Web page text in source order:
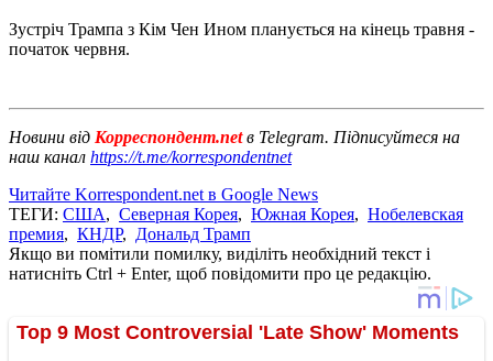
Зустріч Трампа з Кім Чен Ином планується на кінець травня -
початок червня.
Новини від Корреспондент.netв Telegram. Підписуйтеся на
наш канал https://t.me/korrespondentnet
Читайте Korrespondent.net в Google News
ТЕГИ: США, Северная Корея, Южная Корея, Нобелевская
премия, КНДР, Дональд Трамп
Якщо ви помітили помилку, виділіть необхідний текст і
натисніть Ctrl + Enter, щоб повідомити про це редакцію.